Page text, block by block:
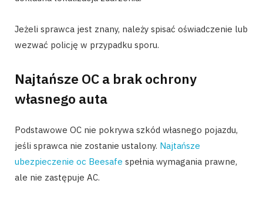
Jeżeli sprawca jest znany, należy spisać oświadczenie lub
wezwać policję w przypadku sporu.
Najtańsze OC a brak ochrony
własnego auta
Podstawowe OC nie pokrywa szkód własnego pojazdu,
jeśli sprawca nie zostanie ustalony. Najtańsze
ubezpieczenie oc Beesafe spełnia wymagania prawne,
ale nie zastępuje AC.